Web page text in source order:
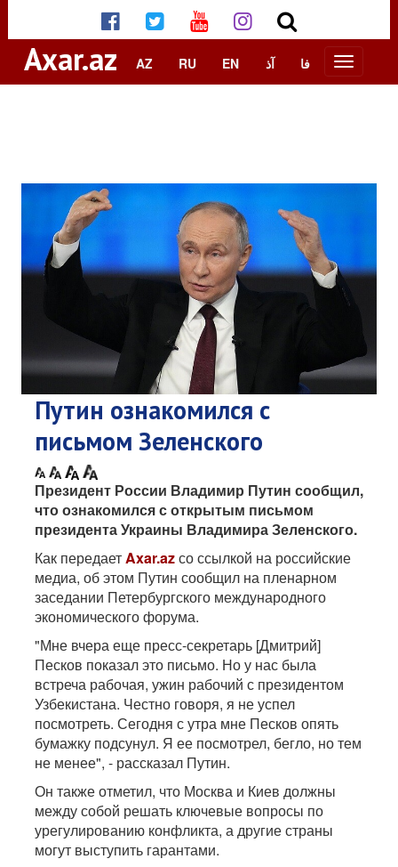
Axar.az AZ RU EN آذ فا
Путин ознакомился с
письмом Зеленского
Президент России Владимир Путин сообщил,
что ознакомился с открытым письмом
президента Украины Владимира Зеленского.
Как передаетAxar.azсо ссылкой на российские
медиа, об этом Путин сообщил на пленарном
заседании Петербургского международного
экономического форума.
"Мне вчера еще пресс-секретарь [Дмитрий]
Песков показал это письмо. Но у нас была
встреча рабочая, ужин рабочий с президентом
Узбекистана. Честно говоря, я не успел
посмотреть. Сегодня с утра мне Песков опять
бумажку подсунул. Я ее посмотрел, бегло, но тем
не менее", - рассказал Путин.
Он также отметил, что Москва и Киев должны
между собой решать ключевые вопросы по
урегулированию конфликта, а другие страны
могут выступить гарантами.